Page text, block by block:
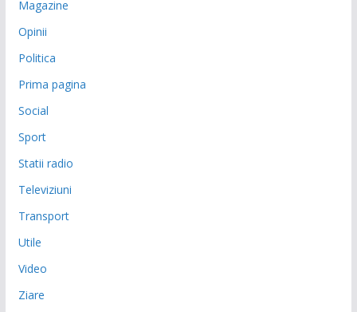
Magazine
Opinii
Politica
Prima pagina
Social
Sport
Statii radio
Televiziuni
Transport
Utile
Video
Ziare